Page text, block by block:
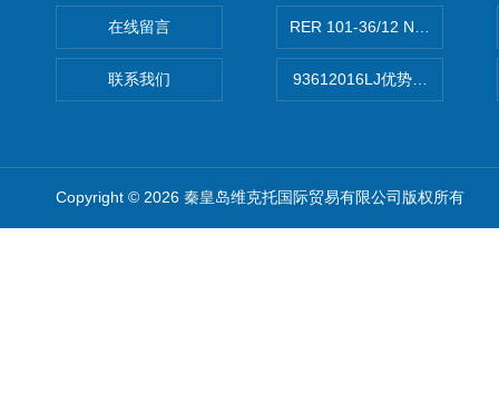
在线留言
联系我们
RER 101-36/12 NHH离心
93612016LJ优势供应美国
Copyright © 2026 秦皇岛维克托国际贸易有限公司版权所有